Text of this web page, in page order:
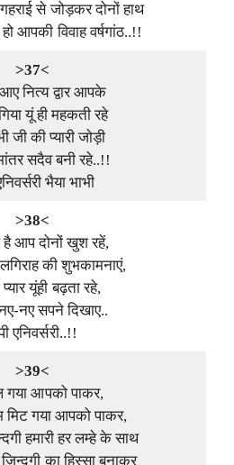
से जोड़कर दोनों हाथ
आपकी विवाह वर्षगांठ..!!
>37<
नित्य द्वार आपके
यूं ही महकती रहे
जी की प्यारी जोड़ी
सदैव बनी रहे..!!
भैया भाभी
>38<
आप दोनों खुश रहें,
की शुभकामनाएं,
यूंही बढ़ता रहे,
नए सपने दिखाए..
एनिवर्सरी..!!
>39<
गया आपको पाकर,
मिट गया आपको पाकर,
हमारी हर लम्हे के साथ
का हिस्सा बनाकर